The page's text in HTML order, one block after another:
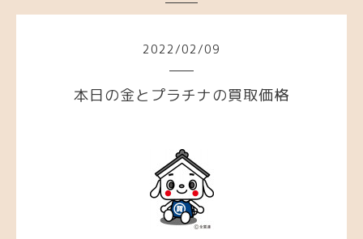
2022/02/09
本日の金とプラチナの買取価格